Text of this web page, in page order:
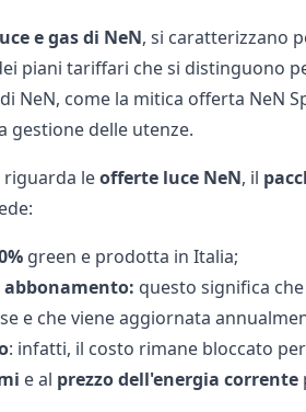
e gasdi NeN, si caratterizzano
piani tariffari che si distinguono
NeN, come la mitica offerta NeN
gestione delle utenze.
leofferte luceNeN, il
green e prodotta in Italia;
abbonamento: questo significa
e che viene aggiornata
: infatti, il costo rimane bloccato
e al prezzo dell'energia corrente